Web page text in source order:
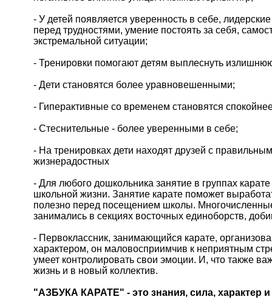
- У детей появляется уверенность в себе,
перед трудностями, умение постоять за себя,
экстремальной ситуации;
- Тренировки помогают детям выплеснуть
- Дети становятся более уравновешенными;
- Гиперактивные со временем становятся
- Стеснительные - более уверенными в себе;
- На тренировках дети находят друзей с
жизнерадостных
- Для любого дошкольника занятие в группах
школьной жизни. Занятие карате поможет
полезно перед посещением школы.
занимались в секциях восточных единоборств,
- Первоклассник, занимающийся карате,
характером, он маловосприимчив к неприятным
умеет контролировать свои эмоции. И, что также
жизнь и в новый коллектив.
"АЗБУКА КАРАТЕ" - это знания, сила, характер